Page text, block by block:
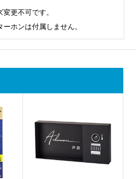
更不可です。
ホンは付属しません。